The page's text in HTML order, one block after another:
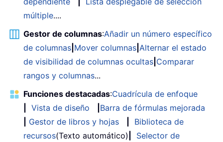
múltiple....
Gestor de columnas:Añadir un número específico
de columnas Mover columnas Alternar el estado
de visibilidad de columnas ocultas Comparar
rangos y columnas...
Funciones destacadas:Cuadrícula de enfoque
Vista de diseño
Barra de fórmulas mejorada
Gestor de libros y hojas
Biblioteca de
recursos(Texto automático)
Selector de